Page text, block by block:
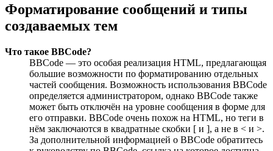
Форматирование сообщений и типы
создаваемых тем
Что такое BBCode?
BBCode — это особая реализация HTML, предлагающая
большие возможности по форматированию отдельных
частей сообщения. Возможность использования BBCode
определяется администратором, однако BBCode также
может быть отключён на уровне сообщения в форме для
его отправки. BBCode очень похож на HTML, но теги в
нём заключаются в квадратные скобки [ и ], а не в < и >.
За дополнительной информацией о BBCode обратитесь